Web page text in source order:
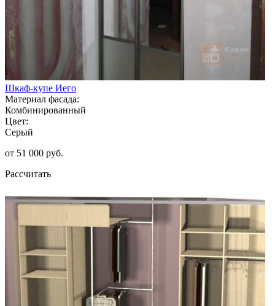
Шкаф-купе Иего
Материал фасада:
Комбинированный
Цвет:
Серый
от 51 000 руб.
Рассчитать